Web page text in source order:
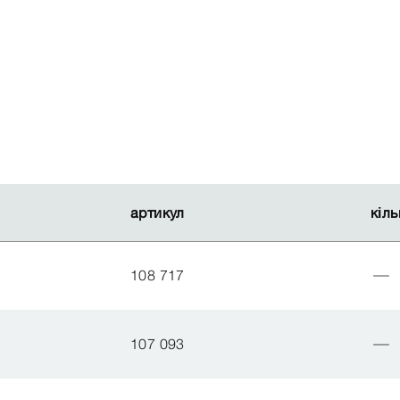
артикул
артикул
108 717
107 093